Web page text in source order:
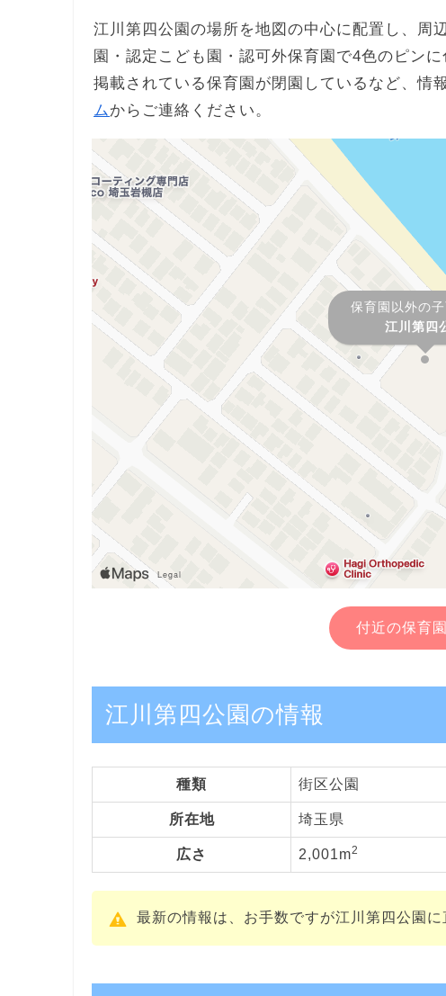
江川第四公園の場所を地図の中心に配置し、周
園・認定こども園・認可外保育園で4色のピンに
掲載されている保育園が閉園しているなど、情
ム からご連絡ください。
保育園以外の
江川第四
付近の保育
江川第四公園の情報
種類 街区公園
所在地 埼玉県
広さ 2,001m2
最新の情報は、お手数ですが江川第四公園に